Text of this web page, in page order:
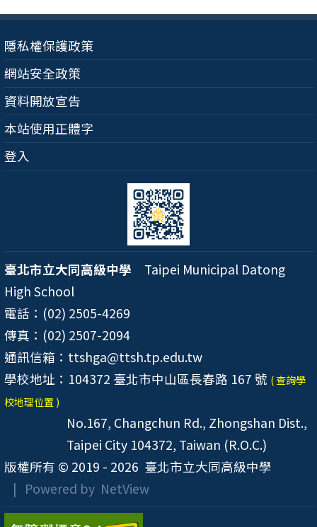
隱私權保護政策
網站安全政策
資料開放宣告
本站使用正體字
登入
臺北市立大同高級中學 Taipei Municipal Datong
High School
電話：(02) 2505-4269
傳真：(02) 2507-2094
通訊信箱：ttshga@ttsh.tp.edu.tw
學校地址：104372 臺北市中山區長春路 167 號 ( 查詢學
校地理位置 )
No.167, Changchun Rd., Zhongshan Dist.,
Taipei City 104372, Taiwan (R.O.C.)
版權所有 © 2019 - 2026 臺北市立大同高級中學
| Powered by NetView